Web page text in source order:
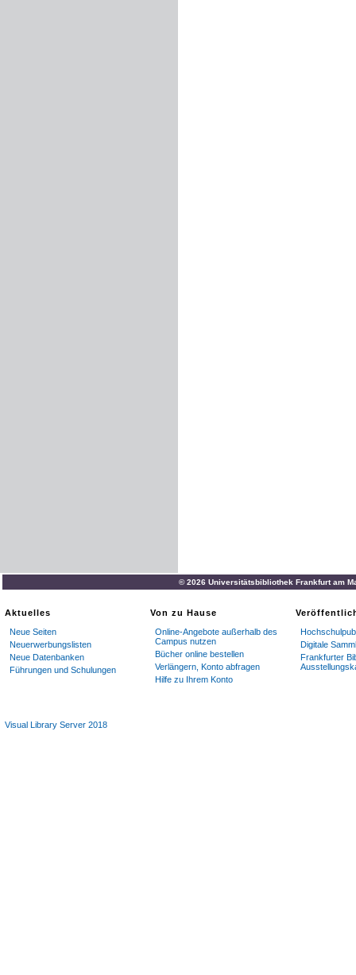
© 2026 Universitätsbibliothek Frankfurt am
Aktuelles
Neue Seiten
Neuerwerbungslisten
Neue Datenbanken
Führungen und Schulungen
Von zu Hause
Online-Angebote außerhalb des
Campus nutzen
Bücher online bestellen
Verlängern, Konto abfragen
Hilfe zu Ihrem Konto
Digitale
Frankfurter
Visual Library Server 2018